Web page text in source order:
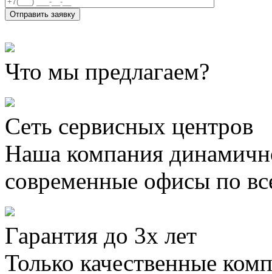
Что мы предлагаем?
Сеть сервисных центров
Наша компания
современные офисы по
Гарантия до 3х лет
Только качественные